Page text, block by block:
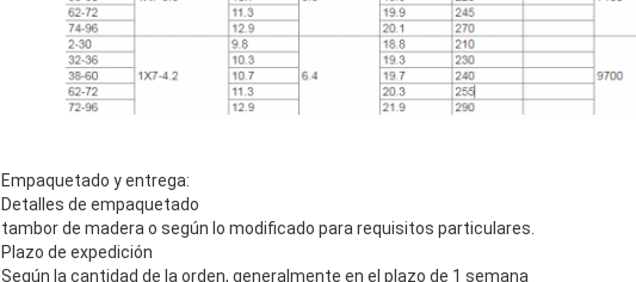
Empaquetado y entrega:
Detalles de empaquetado
tambor de madera o según lo modificado para requisitos particulares.
Plazo de expedición
Según la cantidad de la orden, generalmente en el plazo de 1 semana